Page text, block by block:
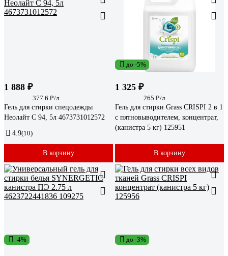
1 888 ₽
377.6 ₽/л
Гель для стирки спецодежды
Неолайт С 94, 5л 4673731012572
4.9(10)
В корзину
до -5%
1 325 ₽
265 ₽/л
Гель для стирки Grass CRISPI 2 в 1
с пятновыводителем, концентрат,
(канистра 5 кг) 125951
В корзину
-4% до -3%